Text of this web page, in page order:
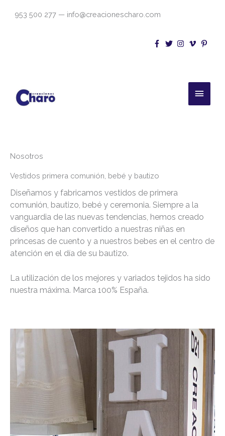
953 500 277 — info@creacionescharo.com
Menú
Nosotros
Vestidos primera comunión, bebé y bautizo
Diseñamos y fabricamos vestidos de primera
comunión, bautizo, bebé y ceremonia. Siempre a la
vanguardia de las nuevas tendencias, hemos creado
diseños que han convertido a nuestras niñas en
princesas de cuento y a nuestros bebes en el centro de
atención en el día de su bautizo.
La utilización de los mejores y variados tejidos ha sido
nuestra máxima. Marca 100% España.